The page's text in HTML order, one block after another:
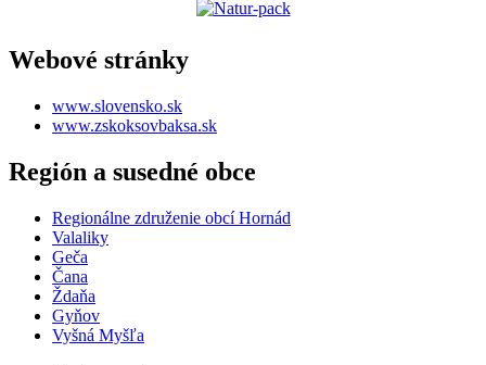
Webové stránky
www.slovensko.sk
www.zskoksovbaksa.sk
Región a susedné obce
Regionálne združenie obcí Hornád
Valaliky
Geča
Čana
Ždaňa
Gyňov
Vyšná Myšľa